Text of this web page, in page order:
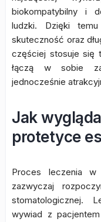
biokompatybilny i
ludzki. Dzięki
skuteczność oraz
częściej stosuje się
łączą w sobie
jednocześnie
Jak
protetyce
Proces leczenia
zazwyczaj
stomatologicznej.
wywiad z